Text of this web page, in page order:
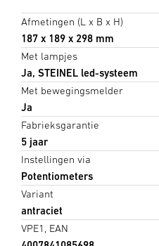
Afmetingen (L x B x H)
187 x 189 x 298 mm
Met lampjes
Ja, STEINEL led-systeem
Met bewegingsmelder
Ja
Fabrieksgarantie
5 jaar
Instellingen via
Potentiometers
Variant
antraciet
VPE1, EAN